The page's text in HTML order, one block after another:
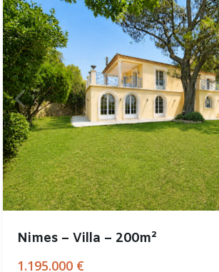
Nimes – Villa – 200m²
1.195.000 €